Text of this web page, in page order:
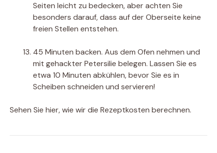
Seiten leicht zu bedecken, aber achten Sie
besonders darauf, dass auf der Oberseite keine
freien Stellen entstehen.
45 Minuten backen. Aus dem Ofen nehmen und
mit gehackter Petersilie belegen. Lassen Sie es
etwa 10 Minuten abkühlen, bevor Sie es in
Scheiben schneiden und servieren!
Sehen Sie hier, wie wir die Rezeptkosten berechnen.